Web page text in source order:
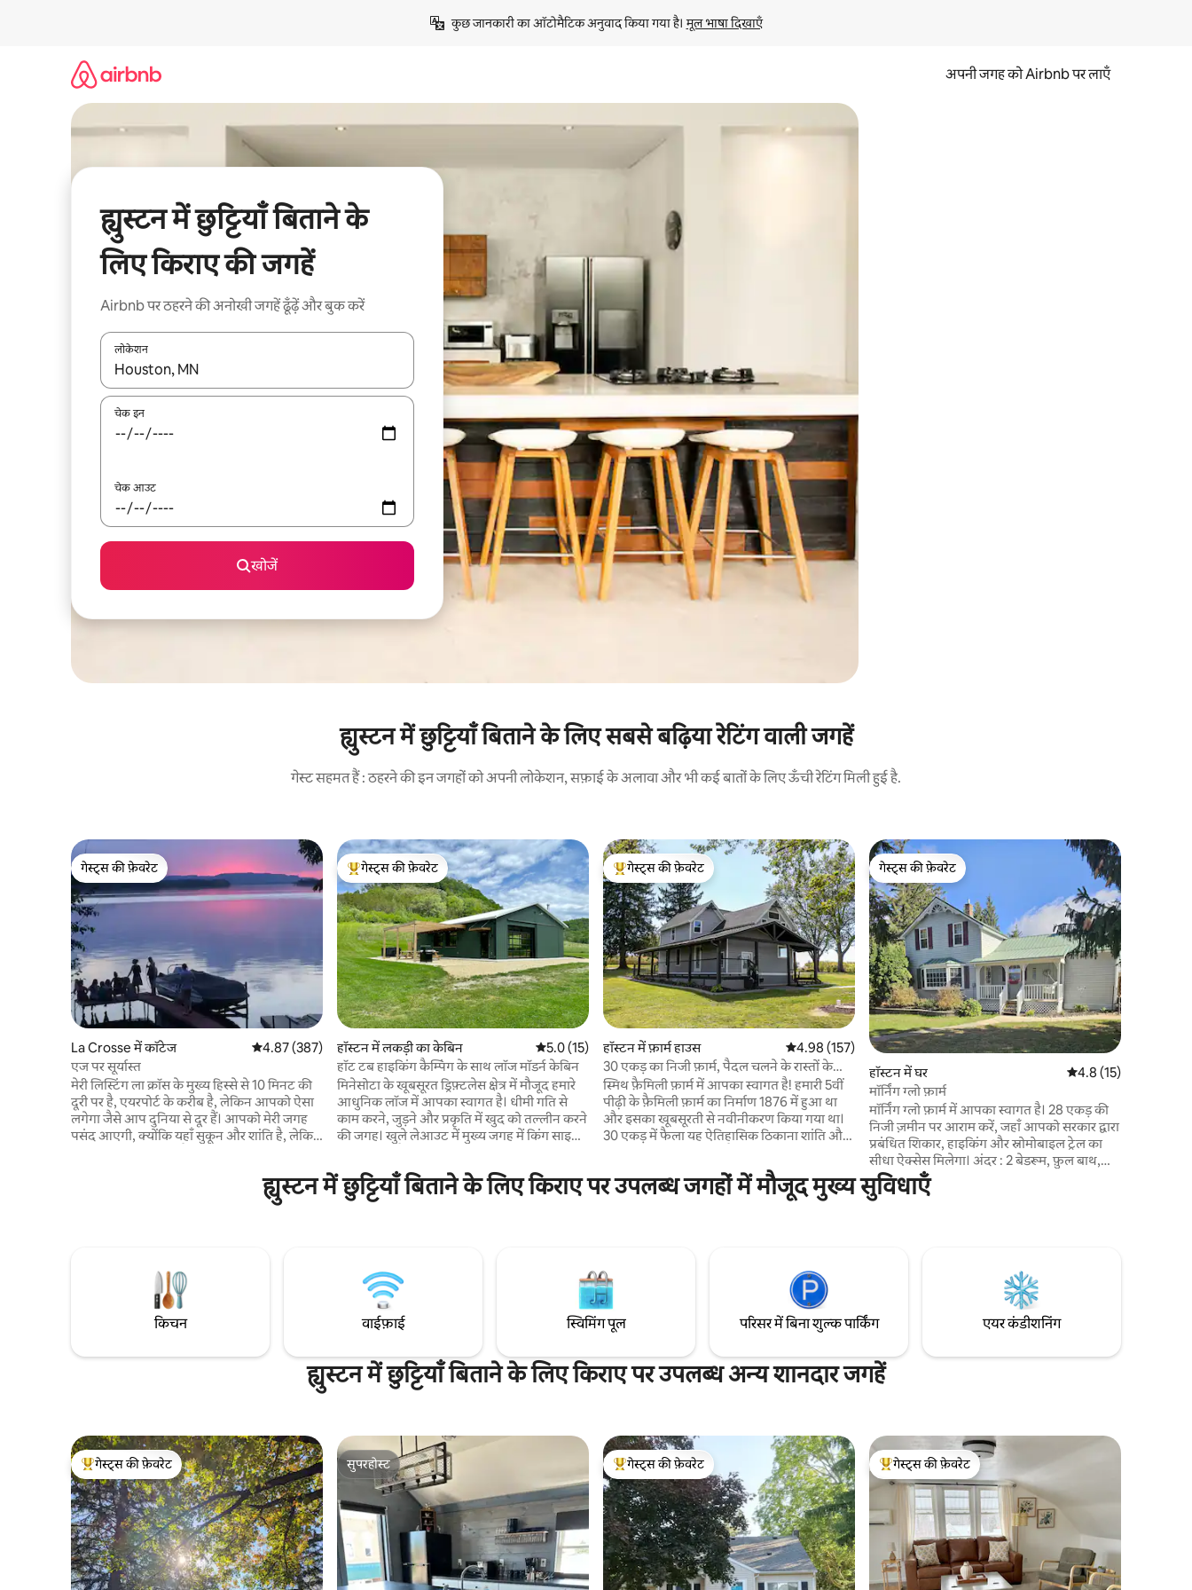
कुछ जानकारी का ऑटोमैटिक अनुवाद किया गया है। मूल भाषा दिखाएँ
अपनी जगह को Airbnb पर लाएँ
ह्युस्टन में छुट्टियाँ बिताने के
लिए किराए की जगहें
Airbnb पर ठहरने की अनोखी जगहें ढूँढ़ें और बुक करें
लोकेशन
नतीजों के उपलब्ध होने पर, अप और डाउन 'ऐरो की' का इस्तेमाल करके नेविगेट करें या टच या फिर स्वाइप जेस्चर का इस्तेमाल करके एक्सप्लोर करें।
चेक इन
चेक आउट
खोजें
ह्युस्टन में छुट्टियाँ बिताने के लिए सबसे बढ़िया रेटिंग वाली जगहें
गेस्ट सहमत हैं : ठहरने की इन जगहों को अपनी लोकेशन, सफ़ाई के अलावा और भी कई बातों के लिए ऊँची रेटिंग मिली हुई है.
गेस्ट्स की फ़ेवरेट
गेस्ट्स की फ़ेवरेट
La Crosse में कॉटेज औसत रेटिंग 5 में से 4.87, 387 समीक्षाएँ
4.87 (387)
एज पर सूर्यास्त
मेरी लिस्टिंग ला क्रॉस के मुख्य हिस्से से 10 मिनट की
दूरी पर है, एयरपोर्ट के करीब है, लेकिन आपको ऐसा
लगेगा जैसे आप दुनिया से दूर हैं। आपको मेरी जगह
पसंद आएगी, क्योंकि यहाँ सुकून और शांति है, लेकिन
जैसी सभी आधुनिक सुविधाएँ। आपको कभी भी एक
जैसा सूर्यास्त नहीं दिखाई देगा! मेरी लिस्टिंग दो लोगों
गेस्ट्स का टॉप फ़ेवरेट
गेस्ट्स की फ़ेवरेट
हॉस्टन में लकड़ी का केबिन औसत रेटिंग 5 में से 5.0, 15 समीक्षाएँ
5.0 (15)
हॉट टब हाइकिंग कैम्पिंग के साथ लॉज मॉडर्न केबिन
मिनेसोटा के खूबसूरत ड्रिफ़्टलेस क्षेत्र में मौजूद हमारे
आधुनिक लॉज में आपका स्वागत है। धीमी गति से
काम करने, जुड़ने और प्रकृति में खुद को तल्लीन करने
की जगह। खुले लेआउट में मुख्य जगह में किंग साइज़
अतिरिक्त बेड हैं। टेंट/आरवी साइटें उपलब्ध हैं
(किराया पूछें)। 47 एकड़ में चूना पत्थर की चट्टानों के
साथ हाइकिंग ट्रेल्स, स्प्रिंग फ़ेड ट्राउट स्ट्रीम और हॉट
मील) जैसे आस-पास के शहर।
गेस्ट्स का टॉप फ़ेवरेट
गेस्ट्स की फ़ेवरेट
हॉस्टन में फ़ार्म हाउस औसत रेटिंग 5 में से 4.98, 157 समीक्षाएँ
4.98 (157)
30 एकड़ का निजी फ़ार्म, पैदल चलने के रास्तों के
साथ - 10 लोगों के सोने की जगह
स्मिथ फ़ैमिली फ़ार्म में आपका स्वागत है! हमारी 5वीं
पीढ़ी के फ़ैमिली फ़ार्म का निर्माण 1876 में हुआ था
और इसका खूबसूरती से नवीनीकरण किया गया था।
30 एकड़ में फैला यह ऐतिहासिक ठिकाना शांति और
की दूरी पर स्थित, हमारे यहाँ 7-होल वाला डिस्क
गोल्फ़ कोर्स, निजी वॉकिंग ट्रेल्स और सुबह की कॉफ़ी
पीने के लिए धूप से सराबोर एक डेक है। 10 मेहमानों के
बढ़िया जगह है। आइए, फ़ार्म में अपना इतिहास रचें!
गेस्ट्स की फ़ेवरेट
गेस्ट्स की फ़ेवरेट
हॉस्टन में घर औसत रेटिंग 5 में से 4.8,
4.8 (15)
मॉर्निंग ग्लो फ़ार्म
मॉर्निंग ग्लो फ़ार्म में आपका स्वागत है। 28 एकड़ की
निजी ज़मीन पर आराम करें, जहाँ आपको सरकार द्वारा
प्रबंधित शिकार, हाइकिंग और स्नोमोबाइल ट्रेल का
सीधा ऐक्सेस मिलेगा। अंदर : 2 बेडरूम, फ़ुल बाथ,
कंट्री किचन और तेज़ वाई-फ़ाई। दिन भर के रोमांच के
बाद इनडोर लाउंज में आराम करें या अपने पसंदीदा शो
जगह ट्रेल्स के लिए आएँ, शांति और सुकून के लिए
ह्युस्टन में छुट्टियाँ बिताने के लिए किराए पर उपलब्ध जगहों में मौजूद मुख्य सुविधाएँ
किचन वाईफ़ाई स्विमिंग पूल परिसर में बिना शुल्क पार्किंग एयर कंडीशनिंग
ह्युस्टन में छुट्टियाँ बिताने के लिए किराए पर उपलब्ध अन्य शानदार जगहें
गेस्ट्स का टॉप फ़ेवरेट
गेस्ट्स की फ़ेवरेट
सुपरहोस्ट
सुपरहोस्ट
गेस्ट्स का टॉप फ़ेवरेट
गेस्ट्स की फ़ेवरेट
गेस्ट्स का टॉप फ़ेवरेट
गेस्ट्स की फ़ेवरेट